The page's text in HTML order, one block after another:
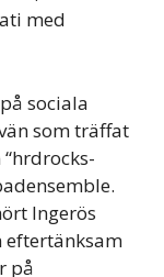
med
sociala
som träffat
Ingerös
eftertänksam
på